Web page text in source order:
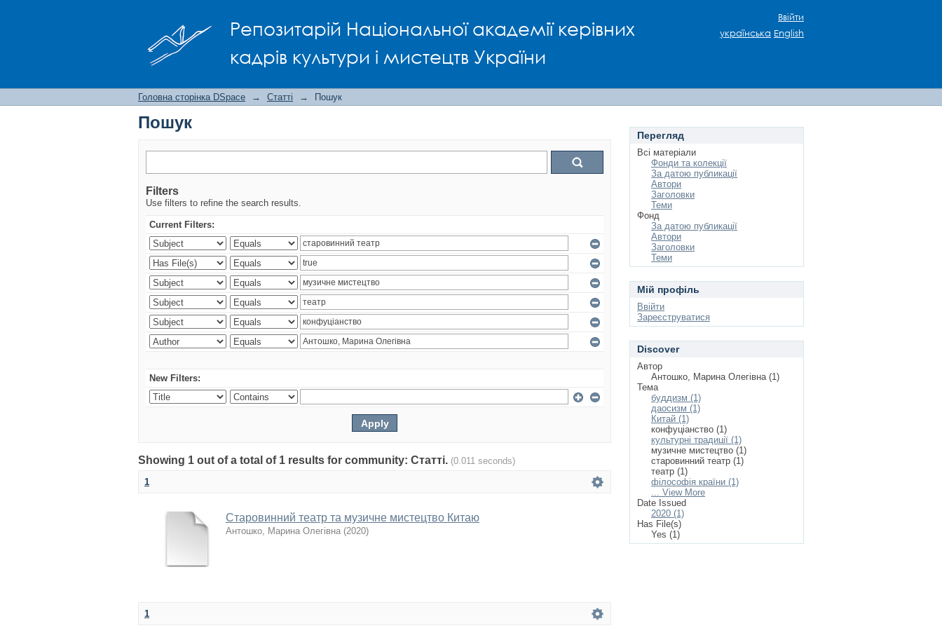
Репозитарій Національної академії керівних
кадрів культури і мистецтв України
Ввійти
українська English
Головна сторінка DSpace → Статті → Пошук
Пошук
Filters
Use filters to refine the search results.
Current Filters:
New Filters:
Showing 1 out of a total of 1 results for community: Статті. (0.011 seconds)
1
Старовинний театр та музичне мистецтво Китаю
Антошко, Марина Олегівна (2020)
1
Перегляд
Всі матеріали
Фонди та колекції
За датою публикації
Автори
Заголовки
Теми
Фонд
За датою публикації
Автори
Заголовки
Теми
Мій профіль
Ввійти
Зареєструватися
Discover
Автор
Антошко, Марина Олегівна (1)
Тема
буддизм (1)
даосизм (1)
Китай (1)
конфуціанство (1)
культурні традиції (1)
музичне мистецтво (1)
старовинний театр (1)
театр (1)
філософія країни (1)
... View More
Date Issued
2020 (1)
Has File(s)
Yes (1)